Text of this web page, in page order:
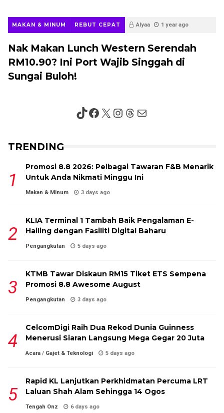
MAKAN & MINUM REBUT CEPAT Alyaa 1 year ago
Nak Makan Lunch Western Serendah
RM10.90? Ini Port Wajib Singgah di
Sungai Buloh!
TikTok
Facebook
X Instagram
Threads
Mail
TRENDING
Promosi 8.8 2026: Pelbagai Tawaran F&B Menarik
Untuk Anda Nikmati Minggu Ini
Makan & Minum 3 days ago
KLIA Terminal 1 Tambah Baik Pengalaman E-
Hailing dengan Fasiliti Digital Baharu
Pengangkutan 5 days ago
KTMB Tawar Diskaun RM15 Tiket ETS Sempena
Promosi 8.8 Awesome August
Pengangkutan 3 days ago
CelcomDigi Raih Dua Rekod Dunia Guinness
Menerusi Siaran Langsung Mega Gegar 20 Juta
Acara / Gajet & Teknologi 5 days ago
Rapid KL Lanjutkan Perkhidmatan Percuma LRT
Laluan Shah Alam Sehingga 14 Ogos
Tengah Onz 6 days ago